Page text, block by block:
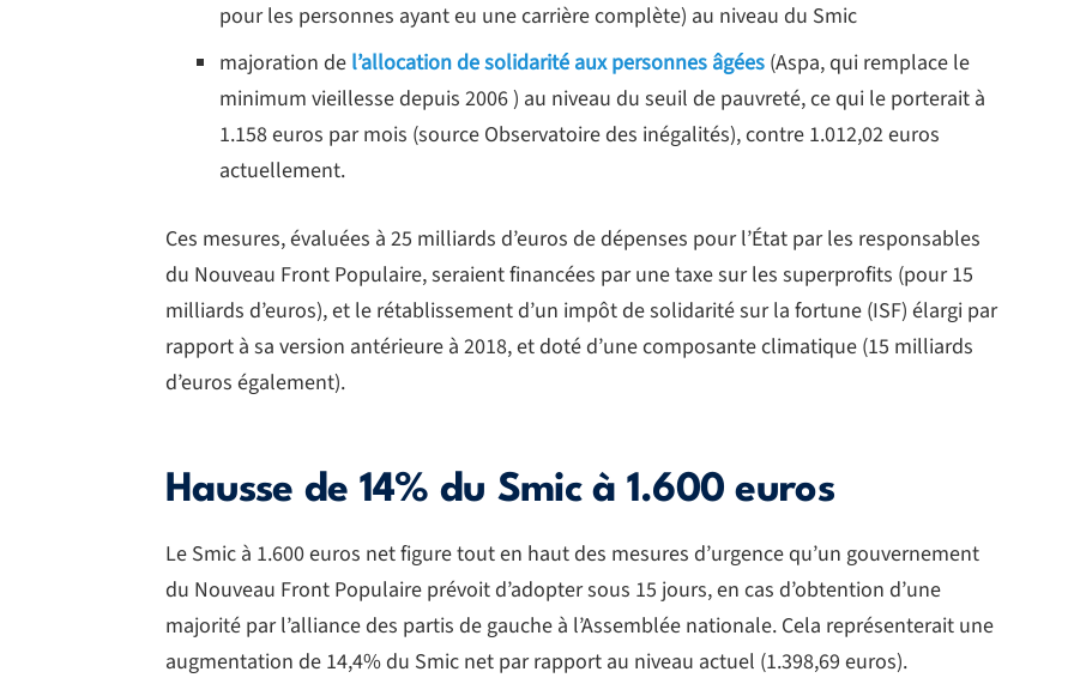
pour les personnes ayant eu une carrière complète) au niveau du Smic
majoration de l’allocation de solidarité aux personnes âgées (Aspa, qui remplace le
minimum vieillesse depuis 2006 ) au niveau du seuil de pauvreté, ce qui le porterait à
1.158 euros par mois (source Observatoire des inégalités), contre 1.012,02 euros
actuellement.
Ces mesures, évaluées à 25 milliards d’euros de dépenses pour l’État par les responsables
du Nouveau Front Populaire, seraient financées par une taxe sur les superprofits (pour 15
milliards d’euros), et le rétablissement d’un impôt de solidarité sur la fortune (ISF) élargi par
rapport à sa version antérieure à 2018, et doté d’une composante climatique (15 milliards
d’euros également).
Hausse de 14% du Smic à 1.600 euros
Le Smic à 1.600 euros net figure tout en haut des mesures d’urgence qu’un gouvernement
du Nouveau Front Populaire prévoit d’adopter sous 15 jours, en cas d’obtention d’une
majorité par l’alliance des partis de gauche à l’Assemblée nationale. Cela représenterait une
augmentation de 14,4% du Smic net par rapport au niveau actuel (1.398,69 euros).